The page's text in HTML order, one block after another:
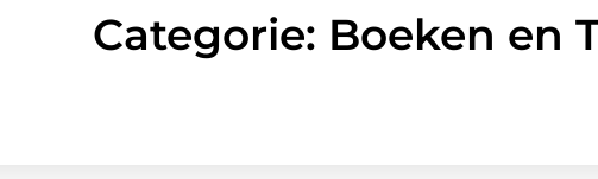
Categorie: Boeken en